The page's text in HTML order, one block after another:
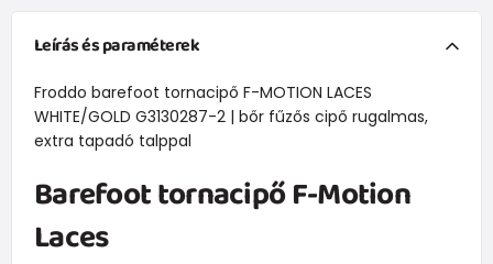
Leírás és paraméterek
Froddo barefoot tornacipő F-MOTION LACES
WHITE/GOLD G3130287-2 | bőr fűzős cipő rugalmas,
extra tapadó talppal
Barefoot tornacipő F-Motion
Laces